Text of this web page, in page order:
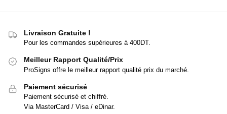
Livraison Gratuite !
Pour les commandes supérieures à 400DT.
Meilleur Rapport Qualité/Prix
ProSigns offre le meilleur rapport qualité prix du marché.
Paiement sécurisé
Paiement sécurisé et chiffré.
Via MasterCard / Visa / eDinar.